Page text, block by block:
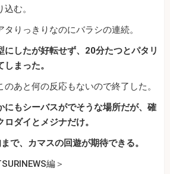
む。
りっきりなのにバラシの連続。
にしたが好転せず、20分たつとパタリ
まった。
のあと何の反応もないので終了した。
にもシーバスがでそうな場所だが、確
ダイとメジナだけ。
で、カマスの回遊が期待できる。
編＞